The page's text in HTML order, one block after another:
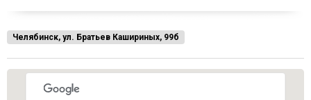
Челябинск, ул. Братьев Кашириных, 99б